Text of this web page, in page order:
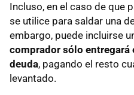
Incluso, en el caso de que
se utilice para saldar una
embargo, puede incluirse
comprador sólo entregará
deuda, pagando el resto
levantado.